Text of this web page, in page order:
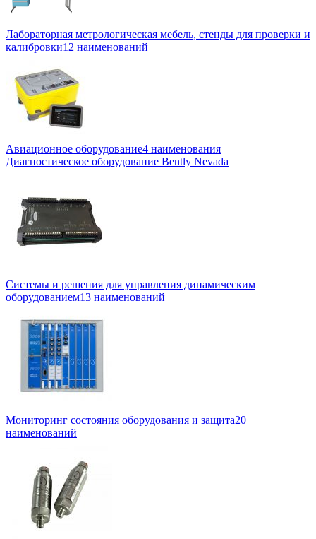
Лабораторная метрологическая мебель, стенды для проверки и
калибровки12 наименований
Авиационное оборудование4 наименования
Диагностическое оборудование Bently Nevada
Системы и решения для управления динамическим
оборудованием13 наименований
Мониторинг состояния оборудования и защита20
наименований